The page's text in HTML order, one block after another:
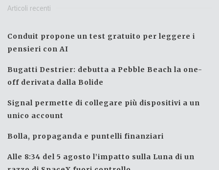
Articoli recenti
Conduit propone un test gratuito per leggere i
pensieri con AI
Bugatti Destrier: debutta a Pebble Beach la one-
off derivata dalla Bolide
Signal permette di collegare più dispositivi a un
unico account
Bolla, propaganda e puntelli finanziari
Alle 8:34 del 5 agosto l’impatto sulla Luna di un